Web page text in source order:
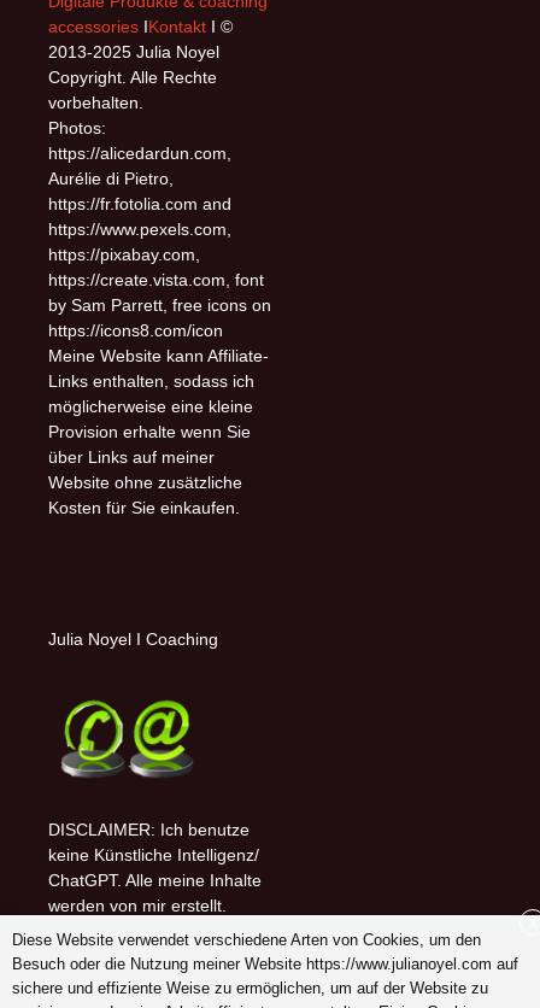
accessories IKontakt I ©
2013-2025 Julia Noyel
Copyright. Alle Rechte
vorbehalten.
Photos:
https://alicedardun.com,
Aurélie di Pietro,
https://fr.fotolia.com and
https://www.pexels.com,
https://pixabay.com,
https://create.vista.com, font
by Sam Parrett, free icons on
https://icons8.com/icon
Meine Website kann Affiliate-
Links enthalten, sodass ich
möglicherweise eine kleine
Provision erhalte wenn Sie
über Links auf meiner
Website ohne zusätzliche
Kosten für Sie einkaufen.
Julia Noyel I Coaching
DISCLAIMER: Ich benutze
keine Künstliche Intelligenz/
ChatGPT. Alle meine Inhalte
werden von mir erstellt.
Follow me on (-:
youtube
Diese Website verwendet verschiedene Arten von Cookies, um den
Besuch oder die Nutzung meiner Website https://www.julianoyel.com auf
sichere und effiziente Weise zu ermöglichen, um auf der Website zu